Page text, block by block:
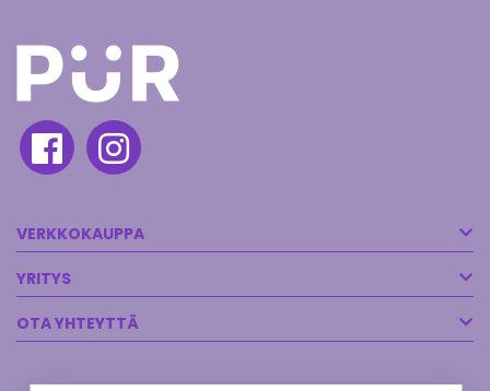
VERKKOKAUPPA
YRITYS
OTA YHTEYTTÄ